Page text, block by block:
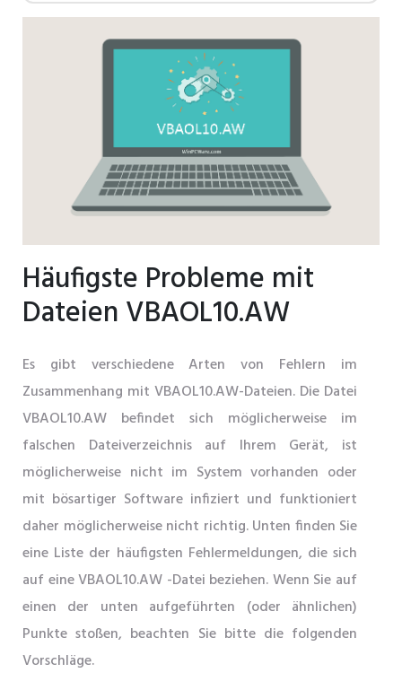
Häufigste Probleme mit
Dateien VBAOL10.AW
Es gibt verschiedene Arten von Fehlern im
Zusammenhang mit VBAOL10.AW-Dateien. Die Datei
VBAOL10.AW befindet sich möglicherweise im
falschen Dateiverzeichnis auf Ihrem Gerät, ist
möglicherweise nicht im System vorhanden oder
mit bösartiger Software infiziert und funktioniert
daher möglicherweise nicht richtig. Unten finden Sie
eine Liste der häufigsten Fehlermeldungen, die sich
auf eine VBAOL10.AW -Datei beziehen. Wenn Sie auf
einen der unten aufgeführten (oder ähnlichen)
Punkte stoßen, beachten Sie bitte die folgenden
Vorschläge.